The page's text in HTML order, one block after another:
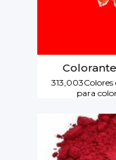
313,003Colores
para